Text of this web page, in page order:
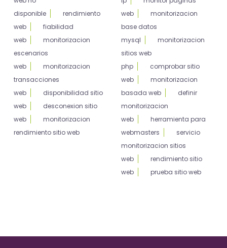
disponible
rendimiento
web
fiabilidad
web
monitorizacion
escenarios
web
monitorizacion
transacciones
web
disponibilidad sitio
web
desconexion sitio
web
monitorizacion
rendimiento sitio web
web
monitorizacion
base datos
mysql
monitorizacion
sitios web
php
comprobar sitio
web
monitorizacion
basada web
definir
monitorizacion
web
herramienta para
webmasters
servicio
monitorizacion sitios
web
rendimiento sitio
web
prueba sitio web